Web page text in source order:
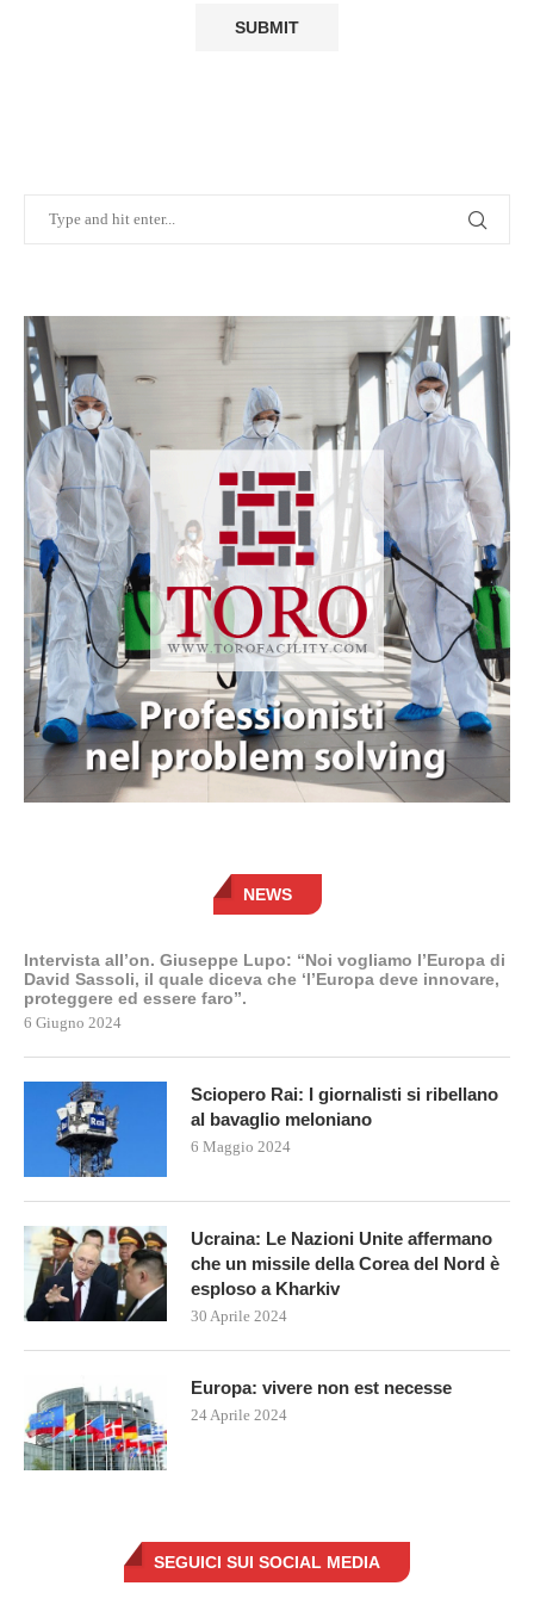
NEWS
Intervista all’on. Giuseppe Lupo: “Noi vogliamo l’Europa di
David Sassoli, il quale diceva che ‘l’Europa deve innovare,
proteggere ed essere faro”.
6 Giugno 2024
Sciopero Rai: I giornalisti si ribellano
al bavaglio meloniano
6 Maggio 2024
Ucraina: Le Nazioni Unite affermano
che un missile della Corea del Nord è
esploso a Kharkiv
30 Aprile 2024
Europa: vivere non est necesse
24 Aprile 2024
SEGUICI SUI SOCIAL MEDIA